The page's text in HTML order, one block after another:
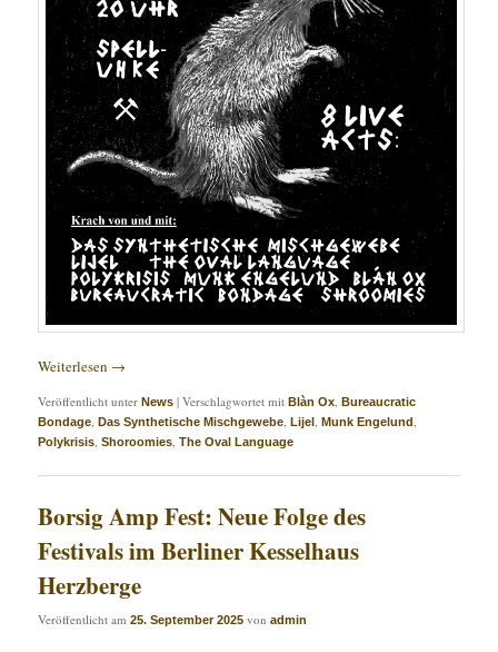
Weiterlesen →
Veröffentlicht unter News |Verschlagwortet mit Blàn Ox ,Bureaucratic
Bondage ,Das Synthetische Mischgewebe ,Lijel ,Munk Engelund
Polykrisis ,Shoroomies ,The Oval Language
Borsig Amp Fest: Neue Folge des
Festivals im Berliner Kesselhaus
Herzberge
Veröffentlicht am25. September 2025 vonadmin